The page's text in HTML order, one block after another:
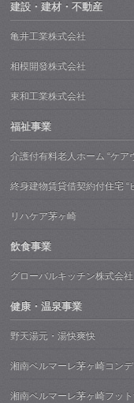
建設・建材・不動産
亀井工業株式会社
相模開發株式会社
東和工業株式会社
福祉事業
介護付有料老人ホーム “ケア
終身建物賃貸借契約付住宅 “
リハケア茅ヶ崎
飲食事業
グローバルキッチン株式会社
健康・温泉事業
野天湯元・湯快爽快
湘南ベルマーレ茅ヶ崎コン
湘南ベルマーレ茅ヶ崎フッ